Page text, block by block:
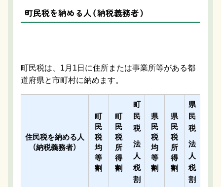
町民税を納める人（納税義務者）
町民税は、1月1日に住所または事業所等がある都
道府県と市町村に納めます。
住民税を納める人
（納税義務者）
町
民
税
均
等
割
町
民
税
所
得
割
町
民
税
法
人
税
割
県
民
税
均
等
割
県
民
税
所
得
割
県
民
税
法
人
税
割